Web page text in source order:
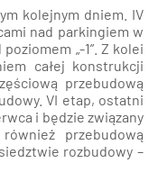
kolejnym dniem. IV
nad parkingiem w
„-1”. Z kolei
całej konstrukcji
przebudową
VI etap, ostatni
i będzie związany
przebudową
rozbudowy –